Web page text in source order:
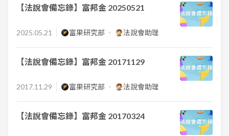
【法說會備忘錄】富邦金 20250521
2025.05.21 富果研究部 法說會助理
【法說會備忘錄】富邦金 20171129
2017.11.29 富果研究部 法說會助理
【法說會備忘錄】富邦金 20170324